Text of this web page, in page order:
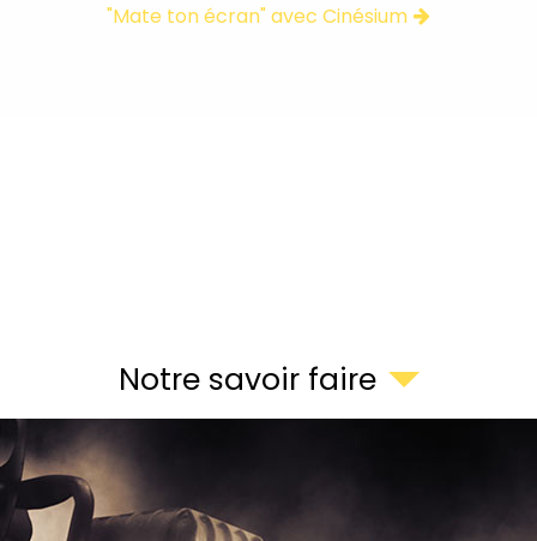
"Mate ton écran" avec Cinésium
Notre savoir faire